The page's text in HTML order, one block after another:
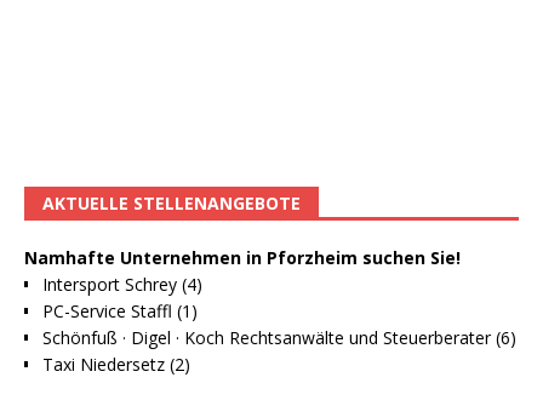
AKTUELLE STELLENANGEBOTE
Namhafte Unternehmen in Pforzheim suchen Sie!
Intersport Schrey (4)
PC-Service Staffl (1)
Schönfuß · Digel · Koch Rechtsanwälte und Steuerberater (6)
Taxi Niedersetz (2)